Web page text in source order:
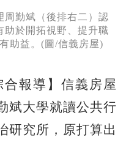
周勤斌（後排右二）認
助於開拓視野、提升職
助益。(圖/信義房屋)
合報導】信義房屋
斌大學就讀公共行
研究所，原打算出